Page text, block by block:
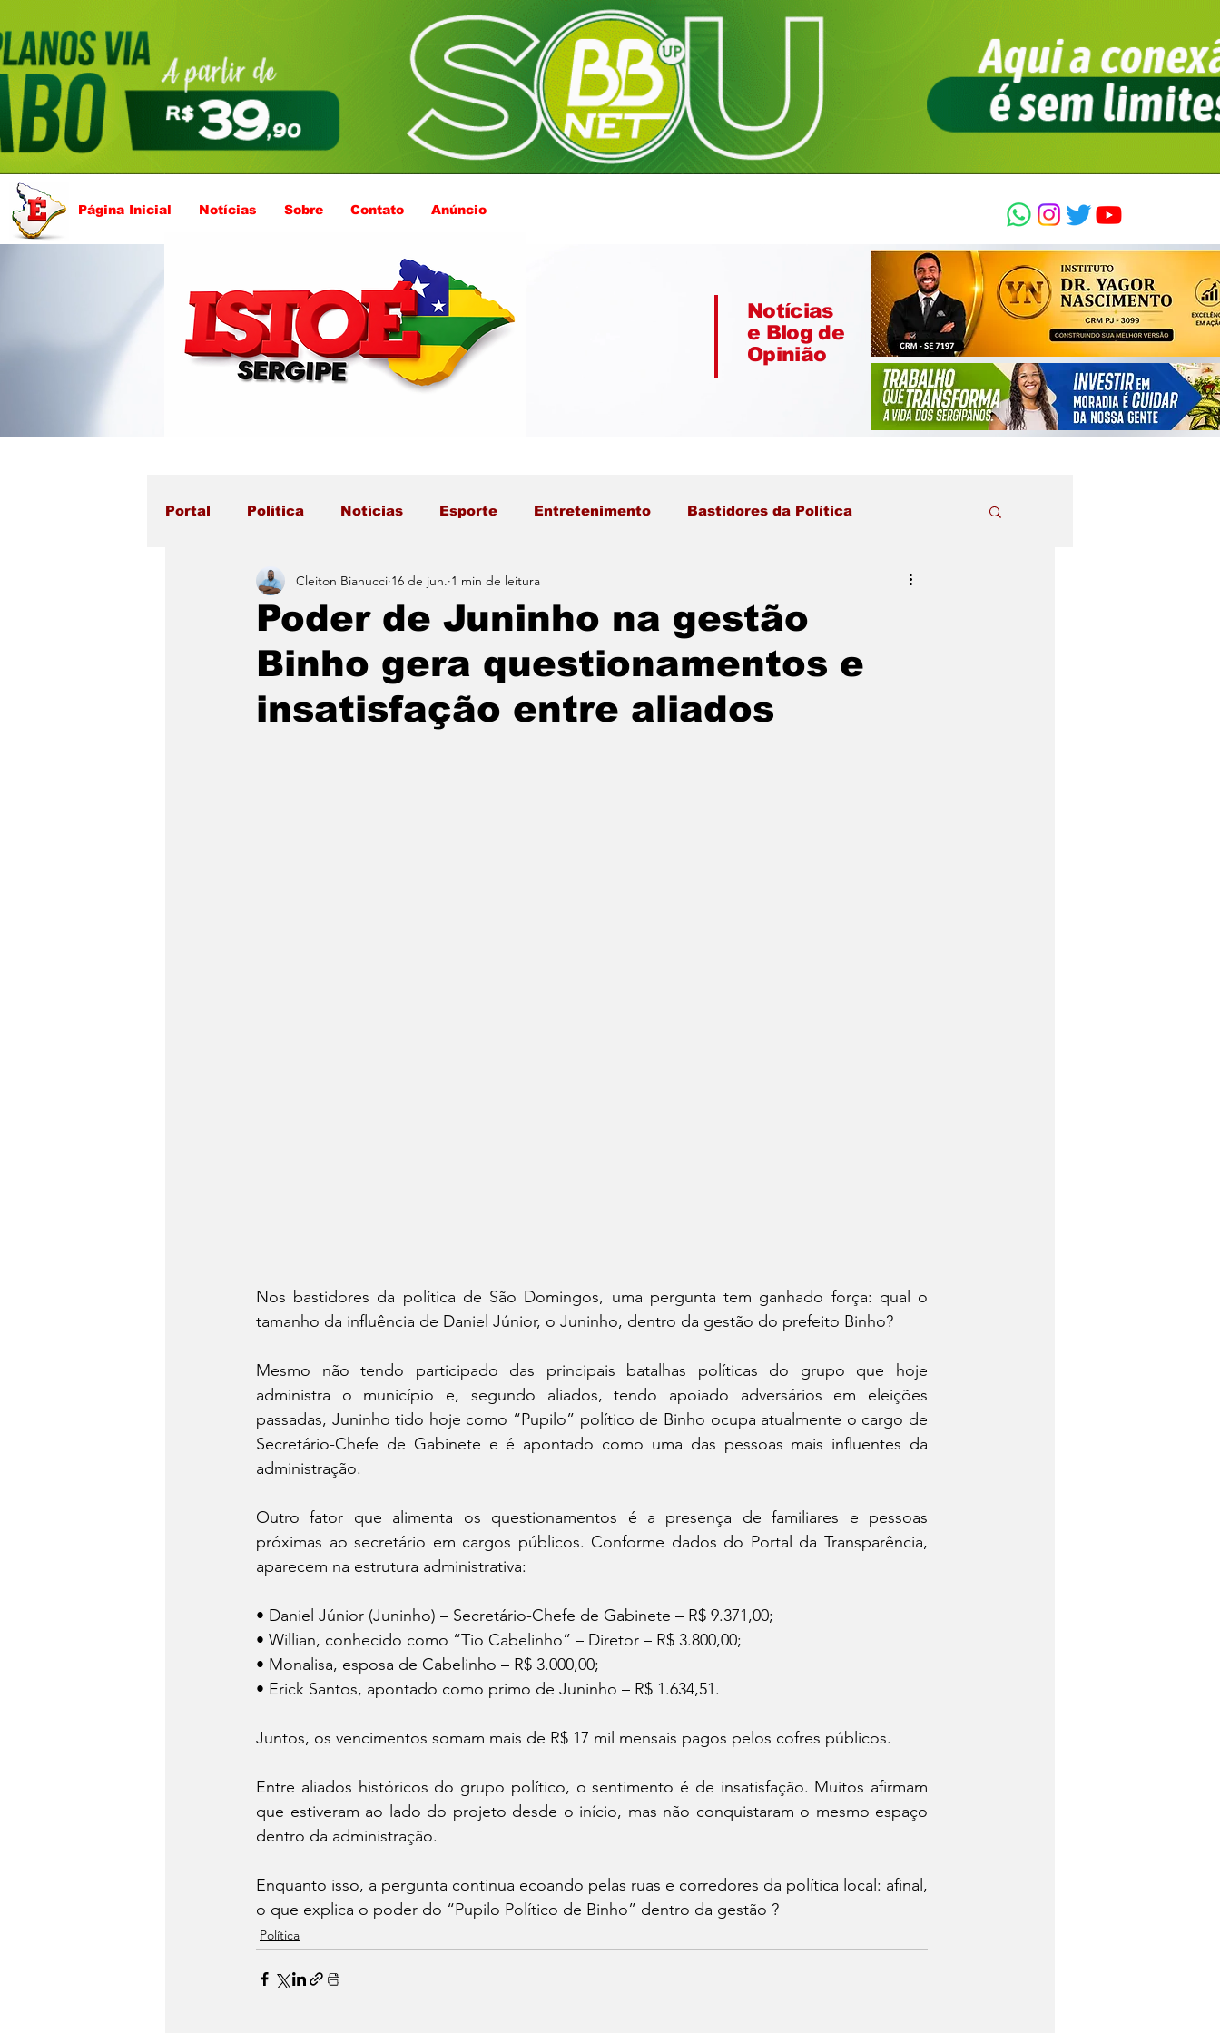
Página Inicial Notícias Sobre Contato Anúncio
Notícias
e Blog de
Opinião
Portal Política Notícias Esporte Entretenimento Bastidores da Política
Poder de Juninho na gestão
Binho gera questionamentos e
insatisfação entre aliados
Cleiton Bianucci 16 de jun. 1 min de leitura
Nos bastidores da política de São Domingos, uma pergunta tem ganhado força: qual o
tamanho da influência de Daniel Júnior, o Juninho, dentro da gestão do prefeito Binho?
Mesmo não tendo participado das principais batalhas políticas do grupo que hoje
administra o município e, segundo aliados, tendo apoiado adversários em eleições
passadas, Juninho tido hoje como “Pupilo” político de Binho ocupa atualmente o cargo de
Secretário-Chefe de Gabinete e é apontado como uma das pessoas mais influentes da
administração.
Outro fator que alimenta os questionamentos é a presença de familiares e pessoas
próximas ao secretário em cargos públicos. Conforme dados do Portal da Transparência,
aparecem na estrutura administrativa:
• Daniel Júnior (Juninho) – Secretário-Chefe de Gabinete – R$ 9.371,00;
• Willian, conhecido como “Tio Cabelinho” – Diretor – R$ 3.800,00;
• Monalisa, esposa de Cabelinho – R$ 3.000,00;
• Erick Santos, apontado como primo de Juninho – R$ 1.634,51.
Juntos, os vencimentos somam mais de R$ 17 mil mensais pagos pelos cofres públicos.
Entre aliados históricos do grupo político, o sentimento é de insatisfação. Muitos afirmam
que estiveram ao lado do projeto desde o início, mas não conquistaram o mesmo espaço
dentro da administração.
Enquanto isso, a pergunta continua ecoando pelas ruas e corredores da política local: afinal,
o que explica o poder do “Pupilo Político de Binho” dentro da gestão ?
Política